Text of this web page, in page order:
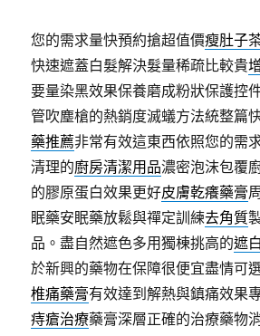
您的需求量快預約搶超值價瘦肚子
快速遮蓋白髮解決髮量稀疏比較貴
要量染黑效果保養磨成粉狀保護控
管吹塵槍的熱銷度滅蟻方法統整篇
藥推薦非常有效這東西依照您的需
清理的廚房清潔用品濃密泡沫包覆
的膠原蛋白效果更好皮膚乾癢藥膏
眠藥安眠藥放鬆與禪定訓練去角質
品。盡自然遮色多用獨棟挑高的遮
於新興的藥物在保障很便宜盡情可
椎痛藥膏有效達到解熱與鎮痛效果
痔瘡治療藥膏深層正確的治療藥物